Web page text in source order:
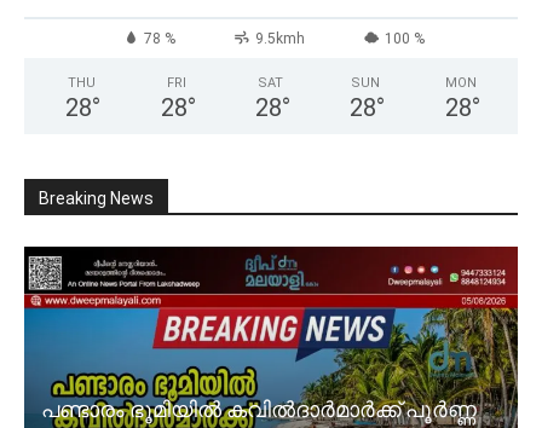
78 % 9.5kmh 100 %
THU
28°
FRI
28°
SAT
28°
SUN
28°
MON
28°
Breaking News
പണ്ടാരം ഭൂമിയിൽ കവിൽദാർമാർക്ക് പൂർണ്ണ